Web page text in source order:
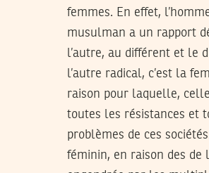
femmes. En effet,
musulman a un rapport
l’autre, au différent et le
l’autre radical, c’est la
raison pour laquelle,
toutes les résistances et
problèmes de ces
féminin, en raison des de